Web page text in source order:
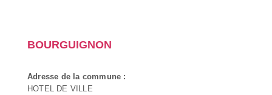
BOURGUIGNON
Adresse de la commune :
HOTEL DE VILLE